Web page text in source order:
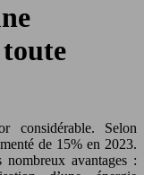
de 15% en 2023.
avantages :